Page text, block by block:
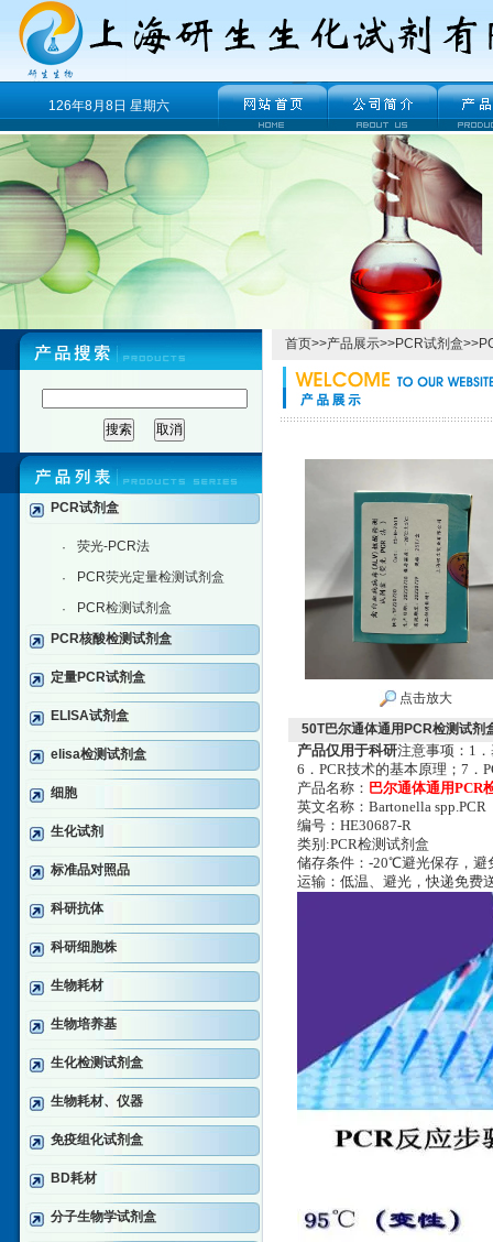
126年8月8日 星期六
PCR试剂盒
· 荧光-PCR法
· PCR荧光定量检测试剂盒
·
PCR检测试剂盒
PCR核酸检测试剂盒
定量PCR试剂盒
ELISA试剂盒
elisa检测试剂盒
细胞
生化试剂
标准品对照品
科研抗体
科研细胞株
生物耗材
生物培养基
生化检测试剂盒
生物耗材、仪器
免疫组化试剂盒
BD耗材
分子生物学试剂盒
首页>>产品展示>>PCR试剂盒>>
点击放大
50T巴尔通体通用PCR检测试剂
产品仅用于科研注意事项：1
6．PCR技术的基本原理；7．
产品名称： 巴尔通体通用PCR
英文名称：Bartonella spp.PCR
编号：HE30687-R
类别:PCR检测试剂盒
储存条件：-20℃避光保存，避
运输：低温、避光，快递免费